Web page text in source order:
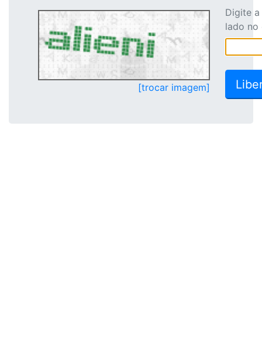
[trocar imagem]
Digite
lado no